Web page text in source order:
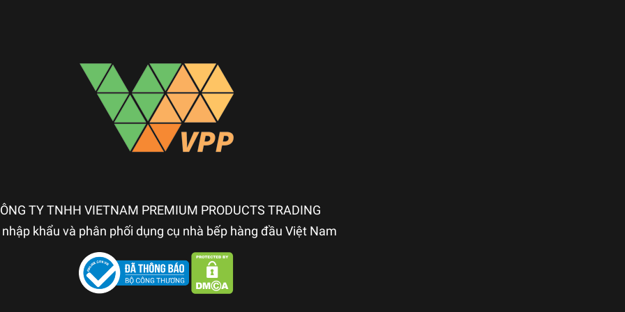
TY TNHH VIETNAM PREMIUM PRODUCTS TRADING
khẩu và phân phối dụng cụ nhà bếp hàng đầu Việt Nam